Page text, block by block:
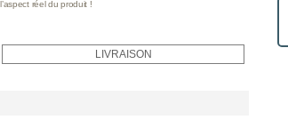
réel du produit !
LIVRAISON